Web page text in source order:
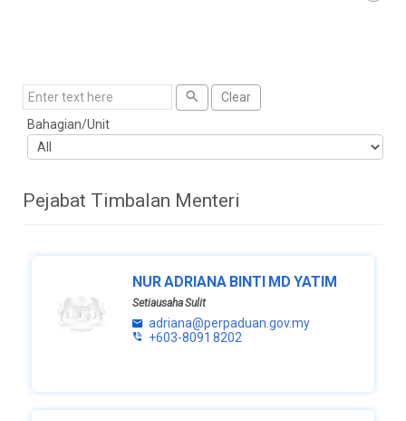
Search
Clear
Bahagian/Unit
Pejabat Timbalan Menteri
NUR ADRIANA BINTI MD YATIM
Setiausaha Sulit
adriana@perpaduan.gov.my
+603-8091 8202